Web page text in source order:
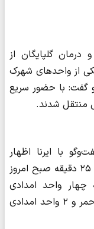
گلپایگان از
در یکی از واحدهای شهرک
گفت: با حضور سریع
منتقل شدند.
با ایرنا اظهار
داشت: گزارش وقوع این حادثه ساعت ۹ و ۲۵ دقیقه صبح امروز
چهار واحد امدادی
اورژانس، سه واحد امدادی جمعیت هلال‌احمر و ۲ واحد امدادی